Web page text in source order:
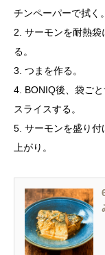
チンペーパーで拭く。
2. サーモンを耐熱
る。
3. つまを作る。
4. BONIQ後、袋ご
スライスする。
5. サーモンを盛り
上がり。